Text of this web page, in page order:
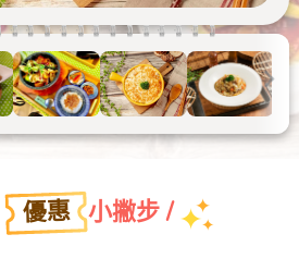
優惠 小撇步 /